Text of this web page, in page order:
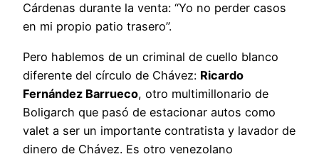
Cárdenas durante la venta: “Yo no perder casos
en mi propio patio trasero”.
Pero hablemos de un criminal de cuello blanco
diferente del círculo de Chávez: Ricardo
Fernández Barrueco, otro multimillonario de
Boligarch que pasó de estacionar autos como
valet a ser un importante contratista y lavador de
dinero de Chávez. Es otro venezolano